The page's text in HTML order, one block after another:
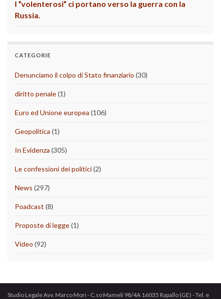
I “volenterosi” ci portano verso la guerra con la
Russia.
CATEGORIE
Denunciamo il colpo di Stato finanziario (30)
diritto penale(1)
Euro ed Unione europea (106)
Geopolitica (1)
In Evidenza (305)
Le confessioni dei politici(2)
News (297)
Poadcast (8)
Proposte di legge(1)
Video (92)
Studio Legale Avv. Marco Mori - C.so Mameli 98/4A 16035 Rapallo (GE) - Tel. e